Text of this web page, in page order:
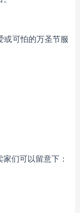
或可怕的万圣节服
们可以留意下：